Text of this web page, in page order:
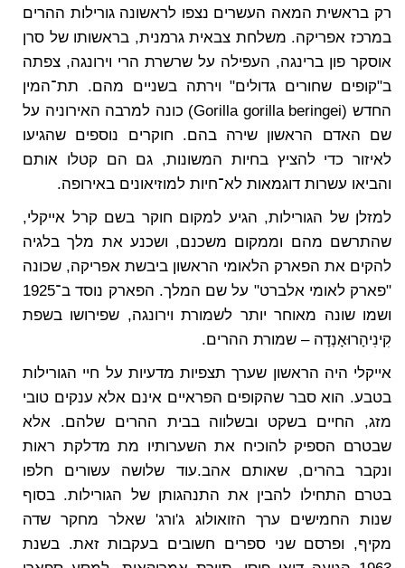
רק בראשית המאה העשרים נצפו לראשונה גורילות ההרים
במרכז אפריקה. משלחת צבאית גרמנית, בראשותו של סרן
אוסקר פון ברינגה, העפילה על שרשרת הרי וירונגה, צפתה
ב"קופים שחורים גדולים" וירתה בשניים מהם. תת־המין
החדש (Gorilla gorilla beringei) כונה למרבה האירוניה על
שם האדם הראשון שירה בהם. חוקרים נוספים שהגיעו
לאיזור כדי להציץ בחיות המשונות, גם הם קטלו אותם
והביאו עשרות דוגמאות לא־חיות למוזיאונים באירופה.
למזלן של הגורילות, הגיע למקום חוקר בשם קרל אייקלי,
שהתרשם מהם וממקום משכנם, ושכנע את מלך בלגיה
להקים את הפארק הלאומי הראשון ביבשת אפריקה, שכונה
"פארק לאומי אלברט" על שם המלך. הפארק נוסד ב־1925
ושמו שונה מאוחר יותר לשמורת וירונגה, שפירושו בשפת
קִינִיהָרוּאָנְדָה – שמורת ההרים.
אייקלי היה הראשון שערך תצפיות מדעיות על חיי הגורילות
בטבע. הוא סבר שהקופים הפראיים אינם אלא ענקים טובי
מזג, החיים בשקט ובשלווה בבית ההרים שלהם. אלא
שבטרם הספיק להוכיח את השערותיו מת מדלקת ראות
ונקבר בהרים, שאותם אהב.עוד שלושה עשורים חלפו
בטרם התחילו להבין את התנהגותן של הגורילות. בסוף
שנות החמישים ערך הזואולוג ג'ורג' שאלר מחקר שדה
מקיף, ופרסם שני ספרים חשובים בעקבות זאת. בשנת